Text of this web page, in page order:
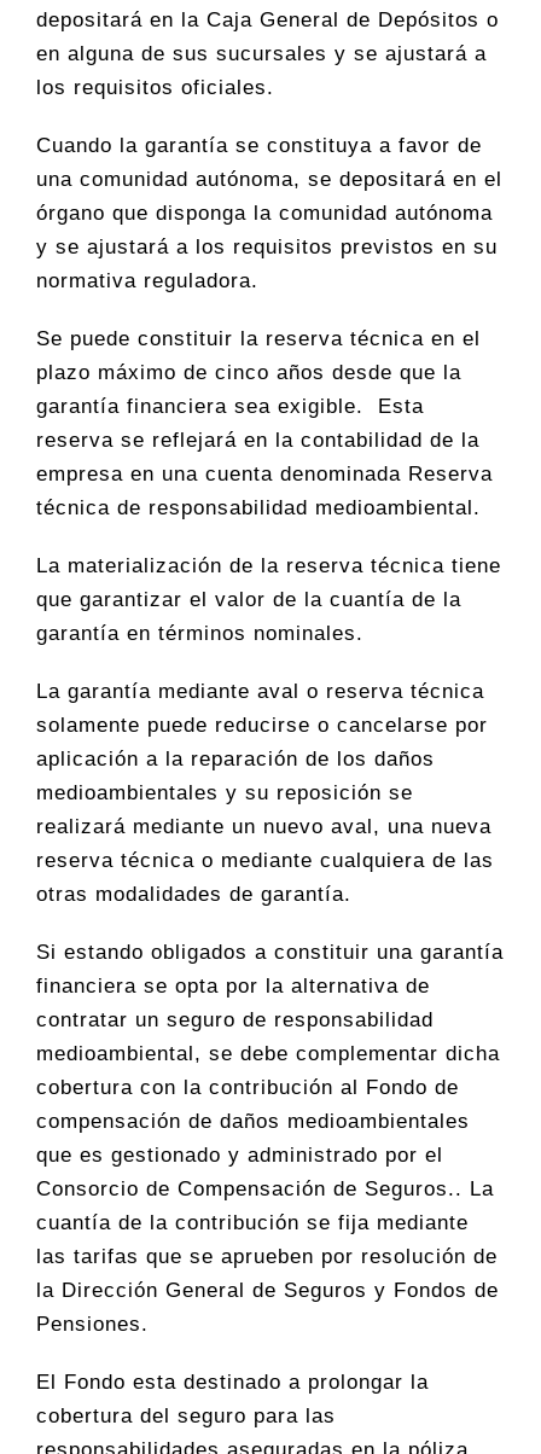
depositará en la Caja General de Depósitos o
en alguna de sus sucursales y se ajustará a
los requisitos oficiales.
Cuando la garantía se constituya a favor de
una comunidad autónoma, se depositará en el
órgano que disponga la comunidad autónoma
y se ajustará a los requisitos previstos en su
normativa reguladora.
Se puede constituir la reserva técnica en el
plazo máximo de cinco años desde que la
garantía financiera sea exigible. Esta
reserva se reflejará en la contabilidad de la
empresa en una cuenta denominada Reserva
técnica de responsabilidad medioambiental.
La materialización de la reserva técnica tiene
que garantizar el valor de la cuantía de la
garantía en términos nominales.
La garantía mediante aval o reserva técnica
solamente puede reducirse o cancelarse por
aplicación a la reparación de los daños
medioambientales y su reposición se
realizará mediante un nuevo aval, una nueva
reserva técnica o mediante cualquiera de las
otras modalidades de garantía.
Si estando obligados a constituir una garantía
financiera se opta por la alternativa de
contratar un seguro de responsabilidad
medioambiental, se debe complementar dicha
cobertura con la contribución al Fondo de
compensación de daños medioambientales
que es gestionado y administrado por el
Consorcio de Compensación de Seguros.. La
cuantía de la contribución se fija mediante
las tarifas que se aprueben por resolución de
la Dirección General de Seguros y Fondos de
Pensiones.
El Fondo esta destinado a prolongar la
cobertura del seguro para las